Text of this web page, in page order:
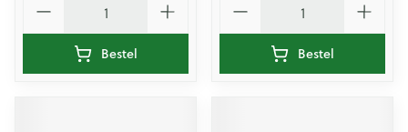
Bestel Bestel